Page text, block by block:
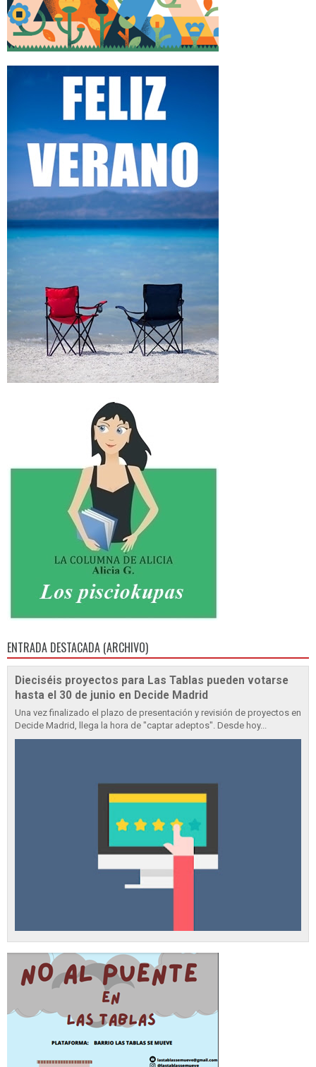
ENTRADA DESTACADA (ARCHIVO)
Dieciséis proyectos para Las Tablas pueden votarse
hasta el 30 de junio en Decide Madrid
Una vez finalizado el plazo de presentación y revisión de proyectos en
Decide Madrid, llega la hora de "captar adeptos". Desde hoy...